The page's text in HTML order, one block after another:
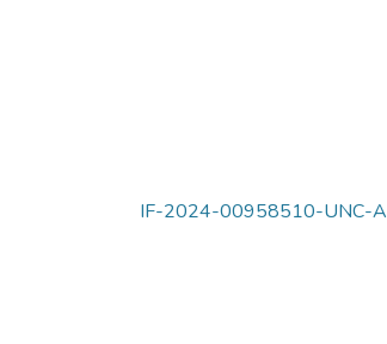
IF-2024-00958510-UNC-